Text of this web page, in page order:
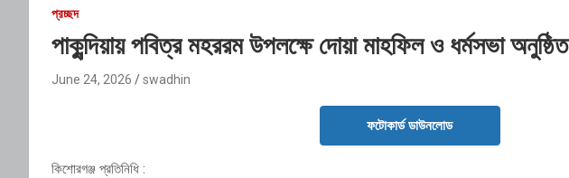
প্রচ্ছদ
পাকুন্দিয়ায় পবিত্র মহররম উপলক্ষে দোয়া মাহফিল ও ধর্মসভা অনুষ্ঠিত
June 24, 2026 swadhin
ফটোকার্ড ডাউনলোড
কিশোরগঞ্জ প্রতিনিধি :